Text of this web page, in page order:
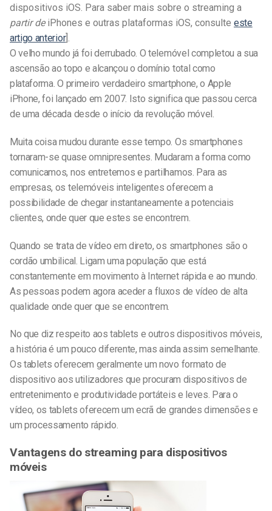
dispositivos iOS. Para saber mais sobre o streaming a
partir deiPhones e outras plataformas iOS, consulte este
artigo anterior].
O velho mundo já foi derrubado. O telemóvel completou a sua
ascensão ao topo e alcançou o domínio total como
plataforma. O primeiro verdadeiro smartphone, o Apple
iPhone, foi lançado em 2007. Isto significa que passou cerca
de uma década desde o início da revolução móvel.
Muita coisa mudou durante esse tempo. Os smartphones
tornaram-se quase omnipresentes. Mudaram a forma como
comunicamos, nos entretemos e partilhamos. Para as
empresas, os telemóveis inteligentes oferecem a
possibilidade de chegar instantaneamente a potenciais
clientes, onde quer que estes se encontrem.
Quando se trata de vídeo em direto, os smartphones são o
cordão umbilical. Ligam uma população que está
constantemente em movimento à Internet rápida e ao mundo.
As pessoas podem agora aceder a fluxos de vídeo de alta
qualidade onde quer que se encontrem.
No que diz respeito aos tablets e outros dispositivos móveis,
a história é um pouco diferente, mas ainda assim semelhante.
Os tablets oferecem geralmente um novo formato de
dispositivo aos utilizadores que procuram dispositivos de
entretenimento e produtividade portáteis e leves. Para o
vídeo, os tablets oferecem um ecrã de grandes dimensões e
um processamento rápido.
Vantagens do streaming para dispositivos
móveis